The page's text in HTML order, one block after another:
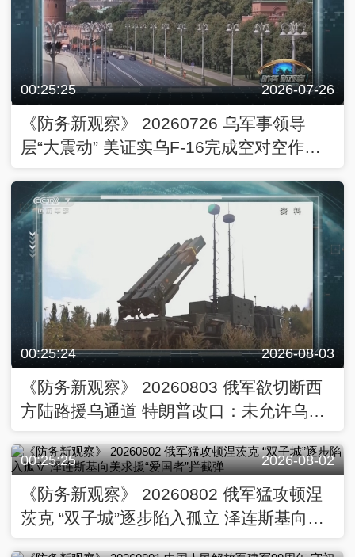
00:25:25 2026-07-26
《防务新观察》 20260726 乌军事领导
层“大震动” 美证实乌F-16完成空对空作
00:25:24 2026-08-03
《防务新观察》 20260803 俄军欲切断西
方陆路援乌通道 特朗普改口：未允许乌克
00:25:25 2026-08-02
《防务新观察》 20260802 俄军猛攻顿涅
茨克 “双子城”逐步陷入孤立 泽连斯基向美